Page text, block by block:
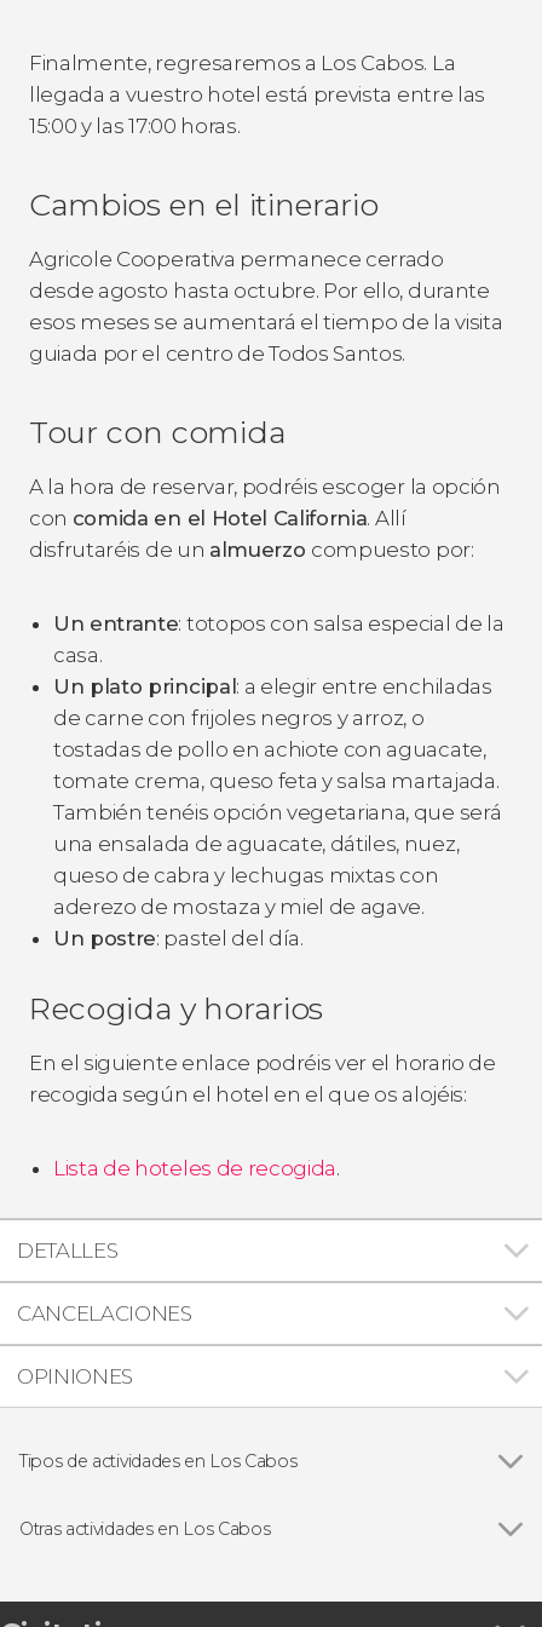
Finalmente, regresaremos a Los Cabos. La
llegada a vuestro hotel está prevista entre las
15:00 y las 17:00 horas.
Cambios en el itinerario
Agricole Cooperativa permanece cerrado
desde agosto hasta octubre. Por ello, durante
esos meses se aumentará el tiempo de la visita
guiada por el centro de Todos Santos.
Tour con comida
A la hora de reservar, podréis escoger la opción
con comida en el Hotel California. Allí
disfrutaréis de un almuerzo compuesto por:
Un entrante: totopos con salsa especial de la
casa.
Un plato principal : a elegir entre enchiladas
de carne con frijoles negros y arroz, o
tostadas de pollo en achiote con aguacate,
tomate crema, queso feta y salsa martajada.
También tenéis opción vegetariana, que será
una ensalada de aguacate, dátiles, nuez,
queso de cabra y lechugas mixtas con
aderezo de mostaza y miel de agave.
Un postre: pastel del día.
Recogida y horarios
En el siguiente enlace podréis ver el horario de
recogida según el hotel en el que os alojéis:
Lista de hoteles de recogida.
DETALLES
CANCELACIONES
OPINIONES
Tipos de actividades en Los Cabos
Avistamiento de animales
Snorkel
Otras actividades en Los Cabos
Skybike en la playa Migriño + Cata de tequila